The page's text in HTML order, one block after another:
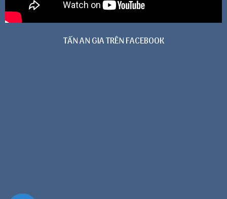
TẤN AN GIA TRÊN FACEBOOK